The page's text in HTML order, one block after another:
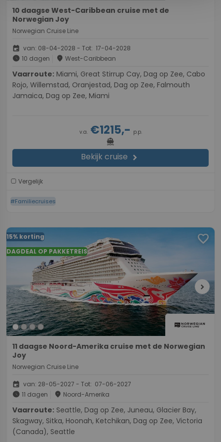
10 daagse West-Caribbean cruise met de
Norwegian Joy
Norwegian Cruise Line
event van: 08-04-2028 - Tot: 17-04-2028
schedule 10 dagen place West-Caribbean
Vaarroute:
Rojo, Willemstad, Oranjestad, Dag op Zee, Falmouth
Jamaica, Dag op Zee, Miami
v.a.€1215,- p.p.
directions_boat
Bekijk cruise chevron_right
Vergelijk
#Familiecruises
15% korting
DAGDEAL OP PAKKETREIS
favorite
chevron_right
11 daagse Noord-Amerika cruise met de Norwegian
Joy
Norwegian Cruise Line
event van: 28-05-2027 - Tot: 07-06-2027
schedule 11 dagen place Noord-Amerika
Vaarroute:
Skagway, Sitka, Hoonah, Ketchikan, Dag op Zee, Victoria
(Canada), Seattle